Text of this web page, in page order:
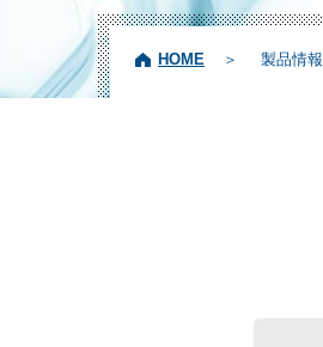
HOME 製品情報